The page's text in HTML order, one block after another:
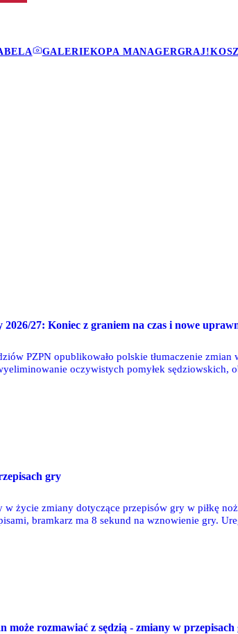
GALERIEKOPA MANAGERGRAJ!
2026/27: Koniec z graniem na czas i nowe
PZPN opublikowało polskie tłumaczenie
oczywistych pomyłek sędziowskich,
gry
w życie zmiany dotyczące przepisów gry w piłkę
bramkarz ma 8 sekund na wznowienie gry.
może rozmawiać z sędzią - zmiany w przepisach